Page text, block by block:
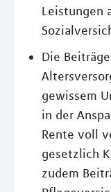
Leistungen
Die
gewissem
in der
Rente voll
gesetzlich
zudem